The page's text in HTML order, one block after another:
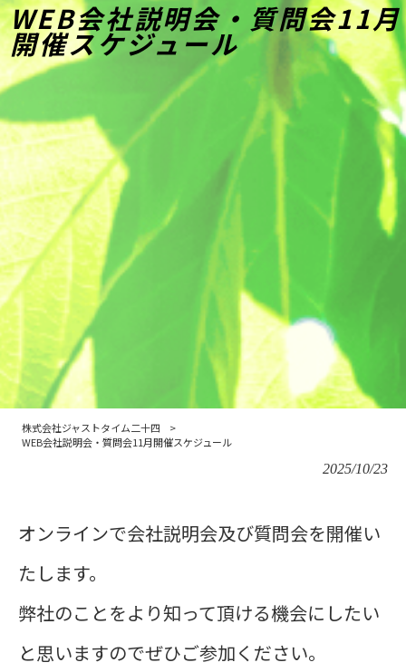
WEB会社説明会・質問会11月
開催スケジュール
株式会社ジャストタイム二十四
>
WEB会社説明会・質問会11月開催スケジュール
2025/10/23
オンラインで会社説明会及び質問会を開催い
たします。
弊社のことをより知って頂ける機会にしたい
と思いますのでぜひご参加ください。